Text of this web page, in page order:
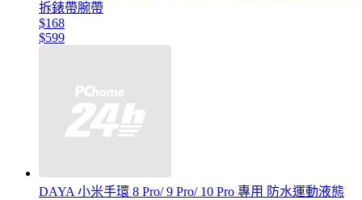
拆錶帶腕帶
$168
$599
DAYA 小米手環 8 Pro/ 9 Pro/ 10 Pro 專用 防水運動液態